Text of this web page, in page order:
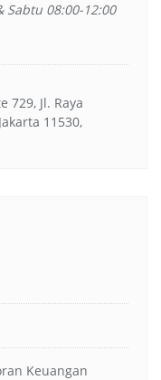
Sabtu 08:00-12:00
729, Jl. Raya
11530,
Keuangan